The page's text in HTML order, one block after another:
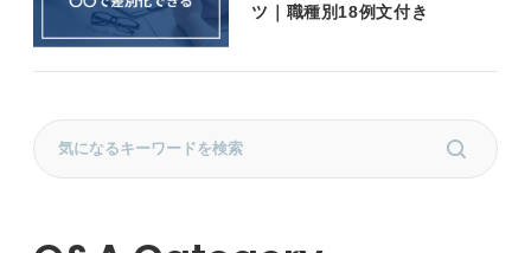
ツ｜職種別18例文付き